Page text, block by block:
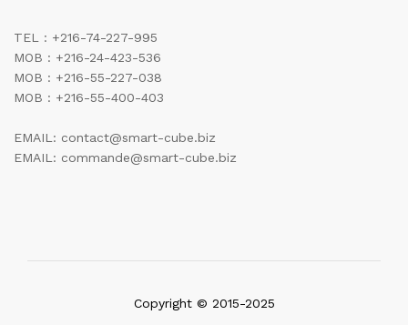
TEL : +216-74-227-995
MOB : +216-24-423-536
MOB : +216-55-227-038
MOB : +216-55-400-403
EMAIL: contact@smart-cube.biz
EMAIL: commande@smart-cube.biz
Copyright © 2015-2025